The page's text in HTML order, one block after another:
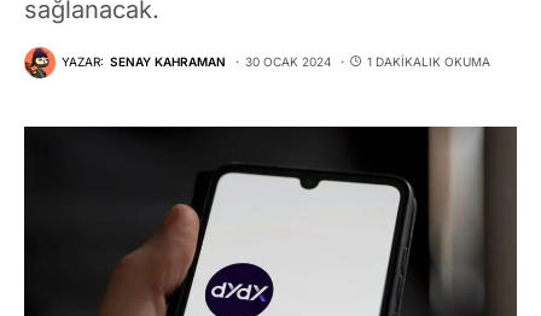
sağlanacak.
YAZAR: SENAY KAHRAMAN 30 OCAK 2024 1 DAKIKALIK OKUMA